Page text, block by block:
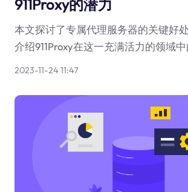
911Proxy的潜力
本文探讨了专属代理服务器的关键好
介绍911Proxy在这一充满活力的领域中
2023-11-24 11:47